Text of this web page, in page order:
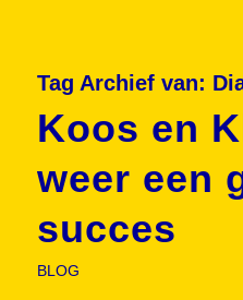
Tag Archief van:
Koos en
weer een
succes
BLOG